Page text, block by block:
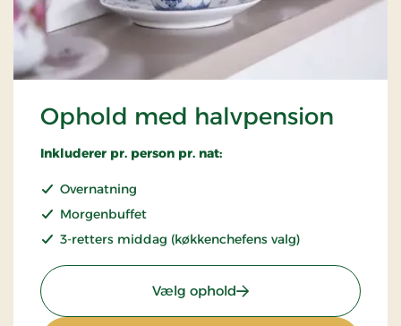
Ophold med halvpension
Inkluderer pr. person pr. nat:
Overnatning
Morgenbuffet
3-retters middag (køkkenchefens valg)
Vælg ophold: Ophold med